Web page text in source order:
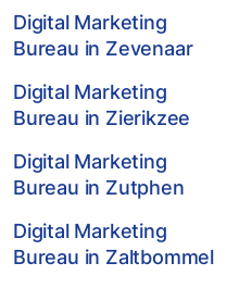
Digital Marketing
Bureau in Zevenaar
Digital Marketing
Bureau in Zierikzee
Digital Marketing
Bureau in Zutphen
Digital Marketing
Bureau in Zaltbommel